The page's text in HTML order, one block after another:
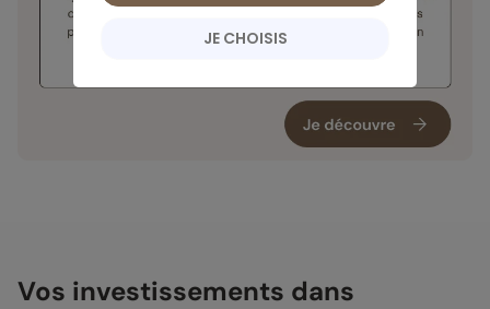
Vos investissements dans
JE CHOISIS